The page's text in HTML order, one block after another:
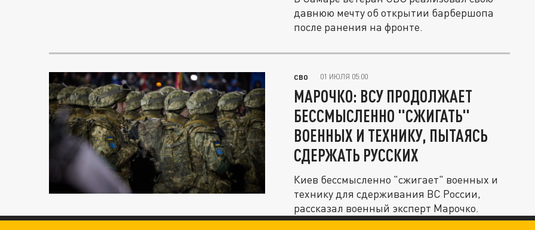
давнюю мечту об открытии барбершопа
после ранения на фронте.
СВО 01 ИЮЛЯ 05:00
МАРОЧКО: ВСУ ПРОДОЛЖАЕТ
БЕССМЫСЛЕННО "СЖИГАТЬ"
ВОЕННЫХ И ТЕХНИКУ, ПЫТАЯСЬ
СДЕРЖАТЬ РУССКИХ
Киев бессмысленно "сжигает" военных и
технику для сдерживания ВС России,
рассказал военный эксперт Марочко.